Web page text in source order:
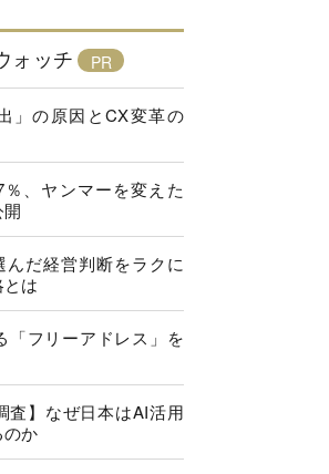
ォッチ
」の原因とCX変革の
、ヤンマーを変えた
だ経営判断をラクに
は
「フリーアドレス」を
査】なぜ日本はAI活用
か